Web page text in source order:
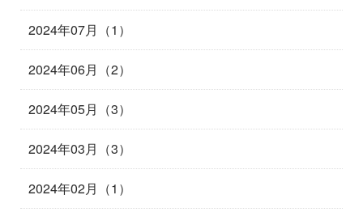
2024年07月（1）
2024年06月（2）
2024年05月（3）
2024年03月（3）
2024年02月（1）